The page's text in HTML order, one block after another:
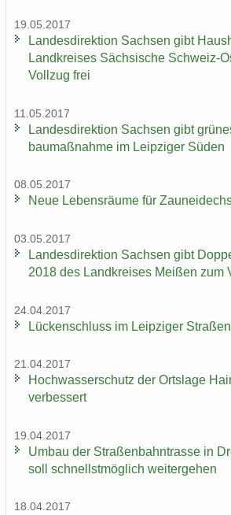
19.05.2017
Lan­des­di­rek­ti­on Sach­sen gibt
Land­krei­ses Säch­si­sche Schweiz-​
Voll­zug frei
11.05.2017
Lan­des­di­rek­ti­on Sach­sen gibt
bau­maß­nah­me im Leip­zi­ger Süden
08.05.2017
Neue Le­bens­räu­me für
03.05.2017
Lan­des­di­rek­ti­on Sach­sen gibt
2018 des Land­krei­ses Mei­ßen zum
24.04.2017
Lü­cken­schluss im Leip­zi­ger
21.04.2017
Hoch­was­ser­schutz der Orts­la­ge
ver­bes­sert
19.04.2017
Umbau der Stra­ßen­bahn­tras­se in
soll schnellst­mög­lich wei­ter­ge­hen
18.04.2017